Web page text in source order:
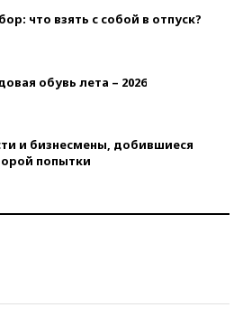
что взять с собой в отпуск?
обувь лета – 2026
и бизнесмены, добившиеся
попытки